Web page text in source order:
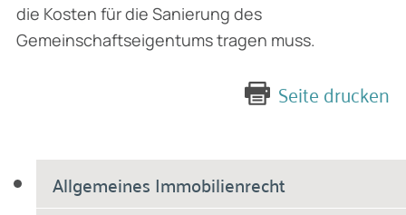
Allgemeines Immobilienrecht
die Kosten für die Sanierung des
Gemeinschaftseigentums tragen muss.
Seite drucken